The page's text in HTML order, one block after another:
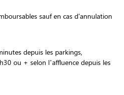
sauf en cas d'annulation
depuis les parkings
ou + selon l’affluence depuis les